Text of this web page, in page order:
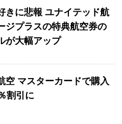
きに悲報 ユナイテッド航
ジプラスの特典航空券の
が大幅アップ
空 マスターカードで購入
割引に